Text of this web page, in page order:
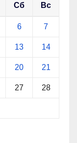
Сб Вс
6 7
13 14
20 21
27 28